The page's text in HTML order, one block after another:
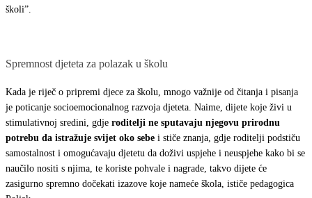
školi”.
Spremnost djeteta za polazak u školu
Kada je riječ o pripremi djece za školu, mnogo važnije od čitanja i pisanja
je poticanje socioemocionalnog razvoja djeteta. Naime, dijete koje živi u
stimulativnoj sredini, gdje roditelji ne sputavaju njegovu prirodnu
potrebu da istražuje svijet oko sebe i stiče znanja, gdje roditelji podstiču
samostalnost i omogućavaju djetetu da doživi uspjehe i neuspjehe kako bi se
naučilo nositi s njima, te koriste pohvale i nagrade, takvo dijete će
zasigurno spremno dočekati izazove koje nameće škola, ističe pedagogica